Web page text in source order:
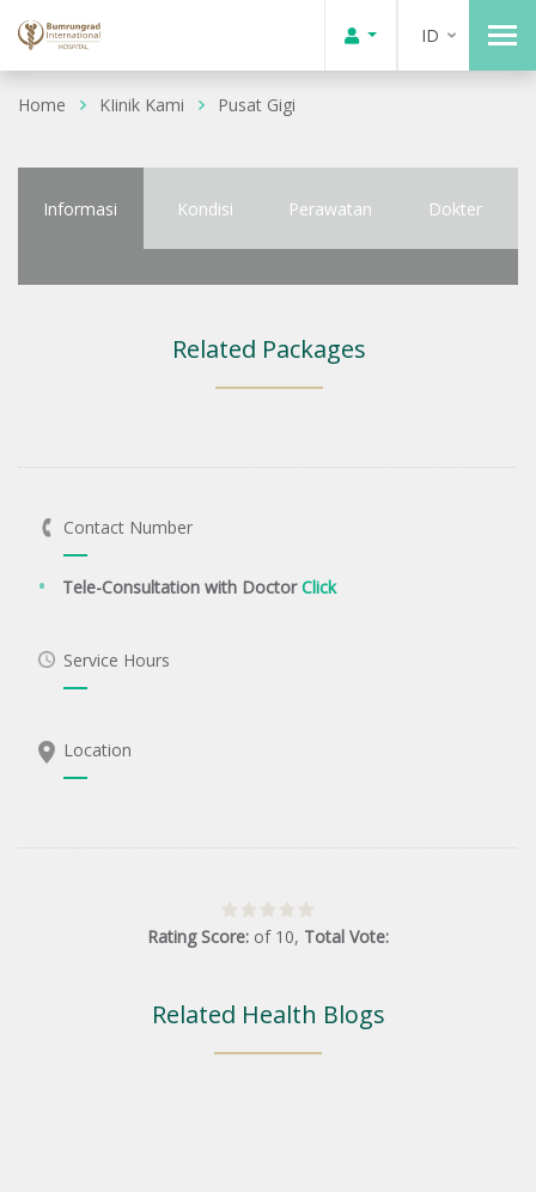
ID
Home KIinik Kami Pusat Gigi
Informasi Kondisi Perawatan Dokter
Related Packages
Contact Number
Tele-Consultation with DoctorClick
Service Hours
Location
Rating Score: of 10, Total Vote:
Related Health Blogs